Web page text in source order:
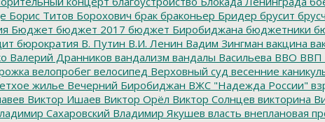
Борис Титов Борохович брак браконьер Бридер брусит
Бюджет бюджет 2017 бюджет Биробиджана бюджетники
бюрократия В. Путин В.И. Ленин Вадим Зингман вакцина
Валерий Дранников вандализм вандалы Васильева ВВО ВВП
велопробег велосипед Верховный суд весенние
жилье Вечерний Биробиджан ВЖС "Надежда России"
Виктор Ишаев Виктор Орёл Виктор Солнцев викторина
Сахаровский Владимир Якушев власть внеплановая